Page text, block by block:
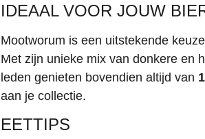
IDEAAL VOOR JOUW
Mootworum is een uitstekende
Met zijn unieke mix van donkere en
leden genieten bovendien altijd van
aan je collectie.
EETTIPS